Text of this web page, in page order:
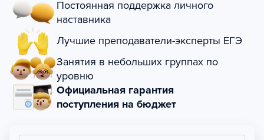
Постоянная поддержка личного
наставника
Лучшие преподаватели-эксперты ЕГЭ
Занятия в небольших группах по
уровню
Официальная гарантия
поступления на бюджет